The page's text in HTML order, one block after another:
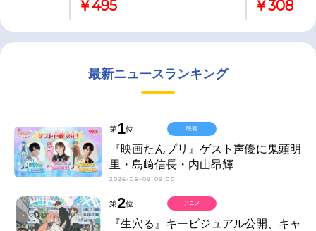
￥495 ￥308
最新ニュースランキング
第1位
『映画たんプリ』ゲスト声優に鬼頭明
里・島﨑信長・内山昂輝
2026-08-09 09:00
映画
第2位
『生穴る』キービジュアル公開、キャ
アニメ